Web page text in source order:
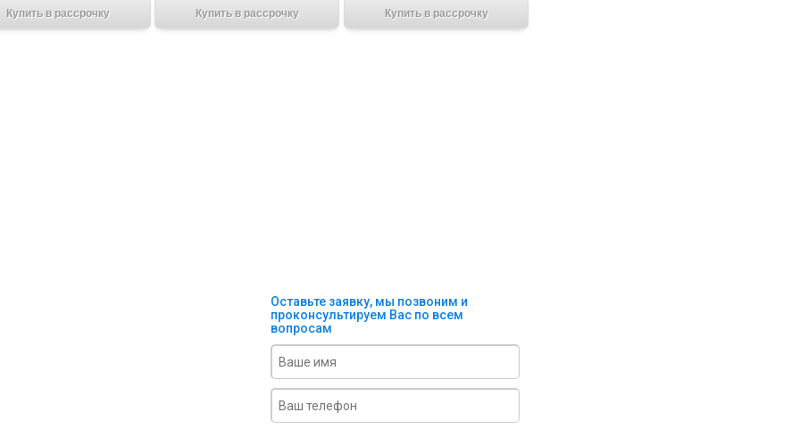
Купить в рассрочку Купить в рассрочку Купить в рассрочку
Оставьте заявку, мы позвоним и
проконсультируем Вас по всем
вопросам